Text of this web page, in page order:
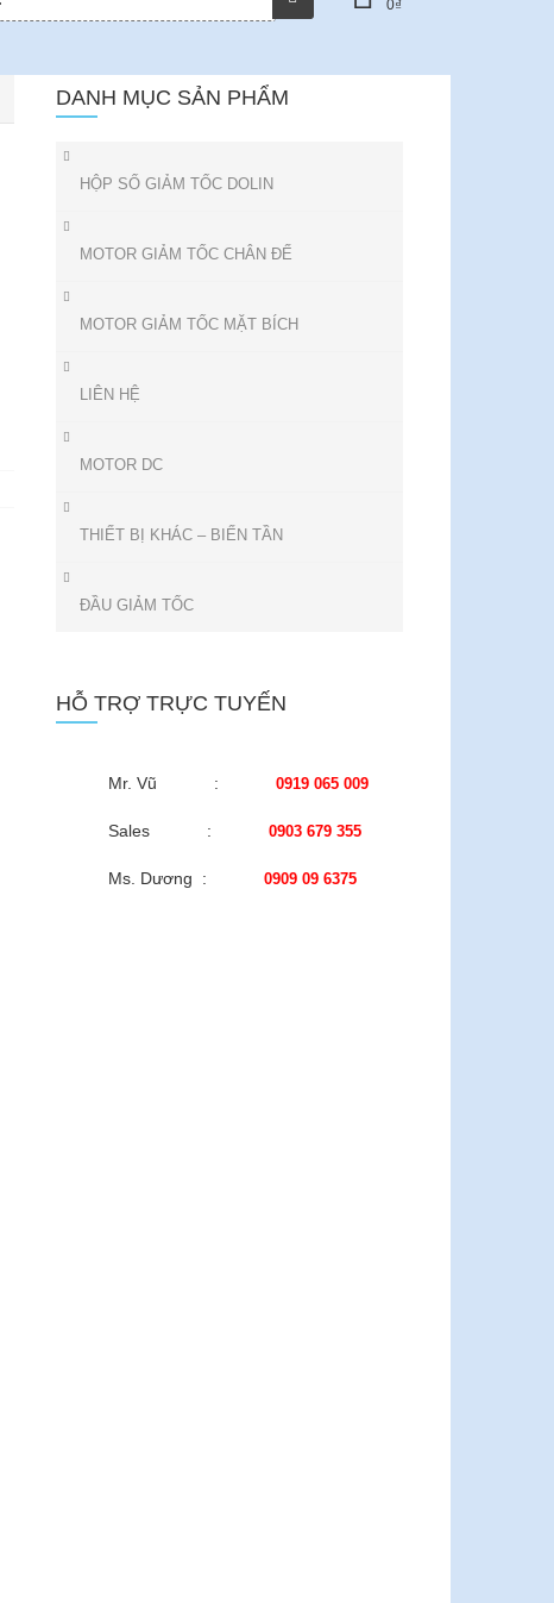
0₫
DANH MỤC SẢN PHẨM
HỘP SỐ GIẢM TỐC DOLIN
MOTOR GIẢM TỐC CHÂN ĐẾ
MOTOR GIẢM TỐC MẶT BÍCH
LIÊN HỆ
MOTOR DC
THIẾT BỊ KHÁC – BIẾN TẦN
ĐẦU GIẢM TỐC
HỖ TRỢ TRỰC TUYẾN
Mr. Vũ : 0919 065 009
Sales : 0903 679 355
Ms. Dương : 0909 09 6375